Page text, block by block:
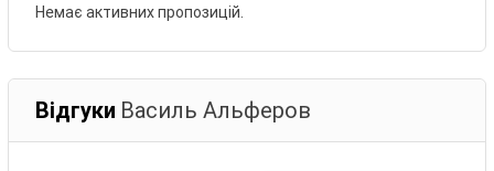
Немає активних пропозицій.
Відгуки Василь Альферов